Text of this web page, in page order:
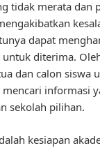
tidak merata dan
dapat
diterima.
dan calon siswa
informasi
sekolah pilihan.
kesiapan